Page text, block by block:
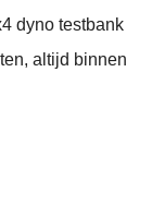
dyno testbank
altijd binnen